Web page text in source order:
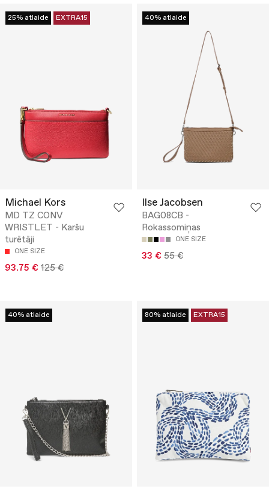
25% atlaide EXTRA15
Michael Kors
MD TZ CONV
WRISTLET - Karšu
turētāji
ONE SIZE
93.75 € 125 €
40% atlaide
Ilse Jacobsen
BAG08CB -
Rokassomiņas
ONE SIZE
33 € 55 €
40% atlaide 80% atlaide EXTRA15